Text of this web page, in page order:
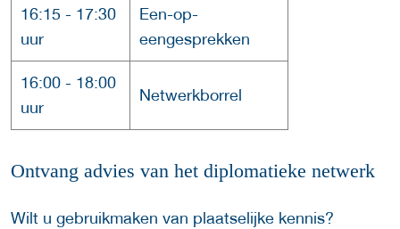
16:15 - 17:30
uur
Een-op-
eengesprekken
16:00 - 18:00
uur
Netwerkborrel
Ontvang advies van het diplomatieke netwerk
Wilt u gebruikmaken van plaatselijke kennis?